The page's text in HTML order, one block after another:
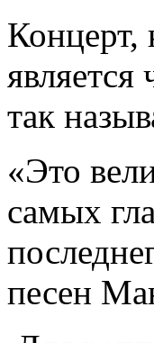
Концерт,
так
«Это
самых
песен